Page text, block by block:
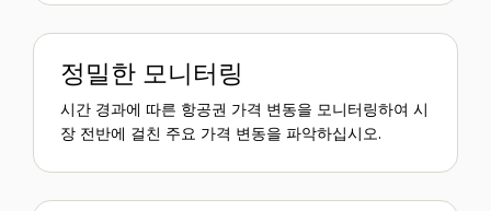
정밀한 모니터링
시간 경과에 따른 항공권 가격 변동을 모니터링하여 시
장 전반에 걸친 주요 가격 변동을 파악하십시오.